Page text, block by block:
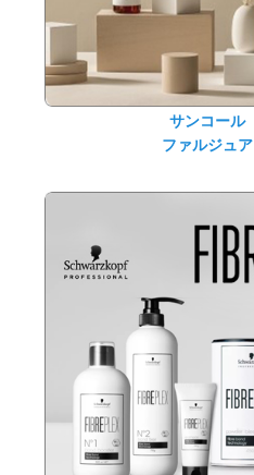
サンコール
ファルジュア